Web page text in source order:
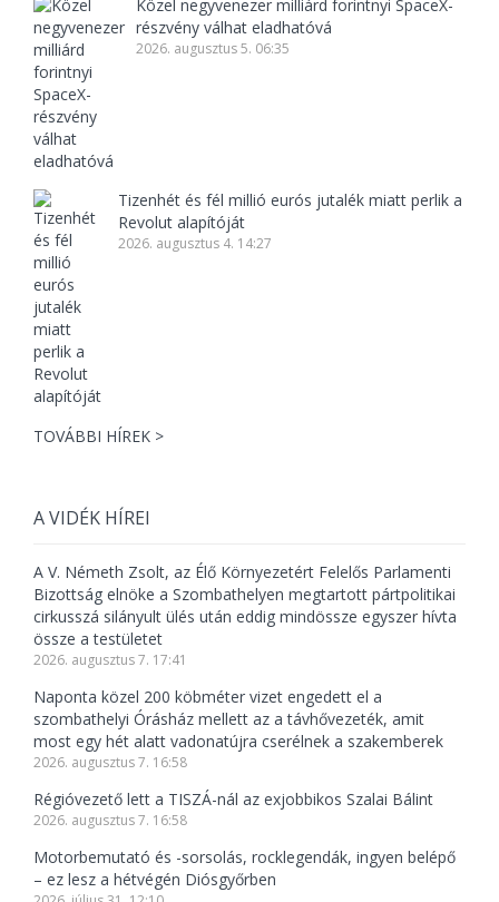
Közel negyvenezer milliárd forintnyi SpaceX-
részvény válhat eladhatóvá
2026. augusztus 5. 06:35
Tizenhét és fél millió eurós jutalék miatt perlik a
Revolut alapítóját
2026. augusztus 4. 14:27
TOVÁBBI HÍREK >
A VIDÉK HÍREI
A V. Németh Zsolt, az Élő Környezetért Felelős Parlamenti
Bizottság elnöke a Szombathelyen megtartott pártpolitikai
cirkusszá silányult ülés után eddig mindössze egyszer hívta
össze a testületet
2026. augusztus 7. 17:41
Naponta közel 200 köbméter vizet engedett el a
szombathelyi Órásház mellett az a távhővezeték, amit
most egy hét alatt vadonatújra cserélnek a szakemberek
2026. augusztus 7. 16:58
Régióvezető lett a TISZÁ-nál az exjobbikos Szalai Bálint
2026. augusztus 7. 16:58
Motorbemutató és -sorsolás, rocklegendák, ingyen belépő
– ez lesz a hétvégén Diósgyőrben